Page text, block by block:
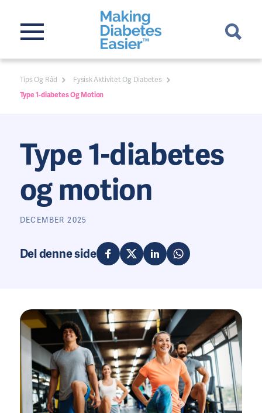
Tips Og Råd
Fysisk Aktivitet Og Diabetes
Type 1-diabetes Og Motion
Type 1-diabetes
og motion
DECEMBER 2025
Del denne side